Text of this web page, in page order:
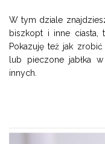
W tym dziale
biszkopt i inne ciasta,
Pokazuję też jak
lub pieczone jabłka
innych.